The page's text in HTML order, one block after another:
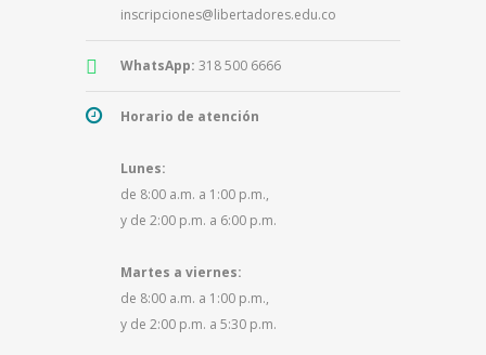
inscripciones@libertadores.edu.co
WhatsApp: 318 500 6666
Horario de atención
Lunes:
de 8:00 a.m. a 1:00 p.m.,
y de 2:00 p.m. a 6:00 p.m.
Martes a viernes:
de 8:00 a.m. a 1:00 p.m.,
y de 2:00 p.m. a 5:30 p.m.